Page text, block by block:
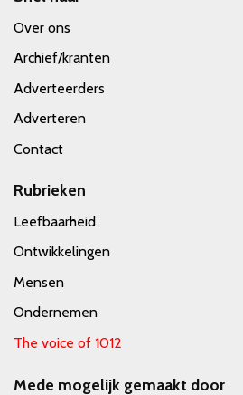
Over ons
Archief/kranten
Adverteerders
Adverteren
Contact
Rubrieken
Leefbaarheid
Ontwikkelingen
Mensen
Ondernemen
The voice of 1012
Mede mogelijk gemaakt door